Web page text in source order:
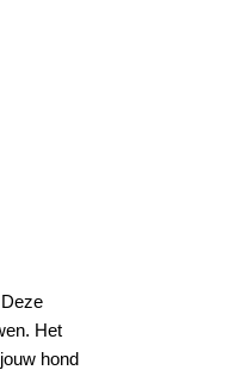
Het
hond